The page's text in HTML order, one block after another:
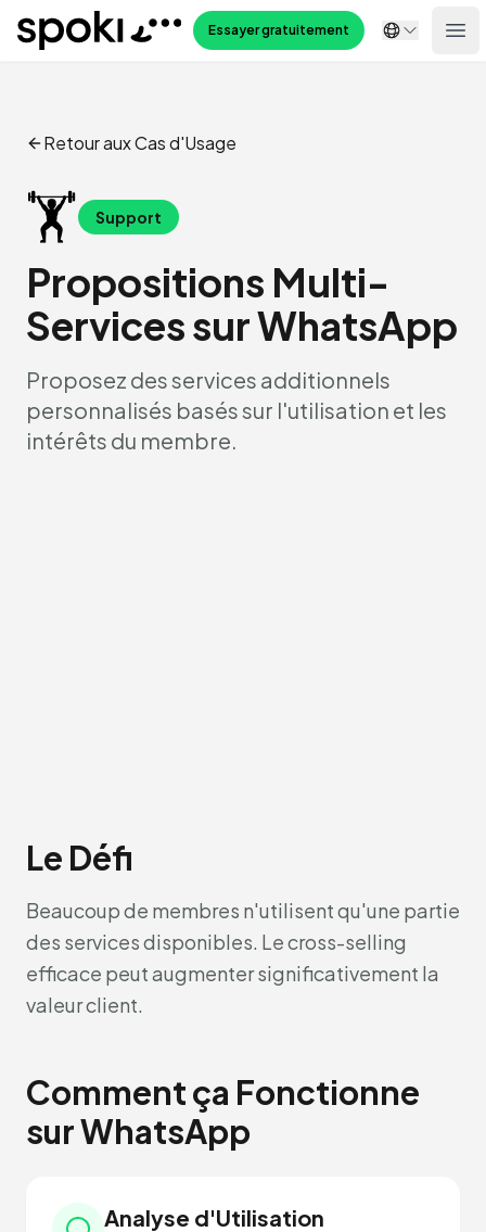
Spoki Essayer gratuitement
Retour aux Cas d'Usage
🏋️ Support
Propositions Multi-
Services sur WhatsApp
Proposez des services additionnels
personnalisés basés sur l'utilisation et les
intérêts du membre.
Le Défi
Beaucoup de membres n'utilisent qu'une partie
des services disponibles. Le cross-selling
efficace peut augmenter significativement la
valeur client.
Comment ça Fonctionne
sur WhatsApp
Analyse d'Utilisation